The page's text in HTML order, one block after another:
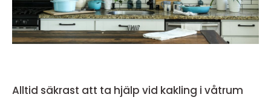
Alltid säkrast att ta hjälp vid kakling i våtrum